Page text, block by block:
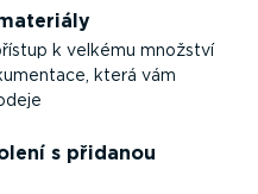
k velkému množství
která vám
s přidanou